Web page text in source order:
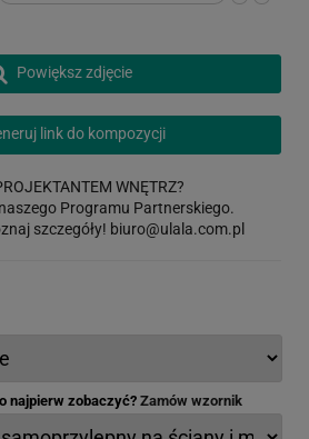
Powiększ zdjęcie
link do kompozycji
WNĘTRZ?
Programu Partnerskiego.
szczegóły! biuro@ulala.com.pl
najpierw zobaczyć? Zamów wzornik